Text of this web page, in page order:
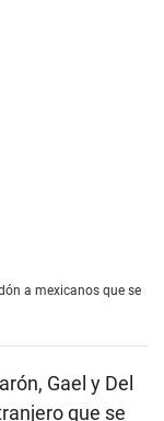
El intento
ese país
la talla de
Luis
allá desde